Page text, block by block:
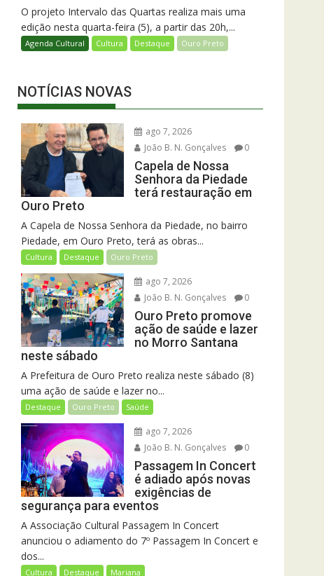
O projeto Intervalo das Quartas realiza mais uma
edição nesta quarta-feira (5), a partir das 20h,...
Agenda Cultural Cultura Destaque Ouro Preto
NOTÍCIAS NOVAS
ago 7, 2026
João B. N. Gonçalves
0
Capela de Nossa
Senhora da Piedade
terá restauração em
Ouro Preto
A Capela de Nossa Senhora da Piedade, no bairro
Piedade, em Ouro Preto, terá as obras...
Cultura Destaque Ouro Preto
ago 7, 2026
João B. N. Gonçalves
0
Ouro Preto promove
ação de saúde e lazer
no Morro Santana
neste sábado
A Prefeitura de Ouro Preto realiza neste sábado (8)
uma ação de saúde e lazer no...
Destaque Ouro Preto Saúde
ago 7, 2026
João B. N. Gonçalves
0
Passagem In Concert
é adiado após novas
exigências de
segurança para eventos
A Associação Cultural Passagem In Concert
anunciou o adiamento do 7º Passagem In Concert e
dos...
Cultura Destaque Mariana